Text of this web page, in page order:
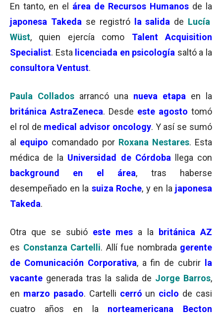
En tanto, en el área de Recursos Humanos de la
japonesa Takeda se registróla salida de Lucía
Wüst, quien ejercía como Talent Acquisition
Specialist. Esta licenciada en psicología saltó a la
consultora Ventust.
Paula Collados arrancó una nueva etapa en la
británica AstraZeneca. Desde este agosto tomó
el rol de medical advisor oncology. Y así se sumó
al equipo comandado porRoxana Nestares. Esta
médica de la Universidad de Córdoba llega con
background en el área, tras haberse
desempeñado en la suiza Roche, y en la japonesa
Takeda.
Otra que se subió este mes a la británica AZ
es Constanza Cartelli. Allí fue nombrada gerente
de Comunicación Corporativa, a fin de cubrir la
vacante generada tras la salida de Jorge Barros,
en marzo pasado. Cartelli cerró un ciclo de casi
cuatro años en la norteamericana
Becton